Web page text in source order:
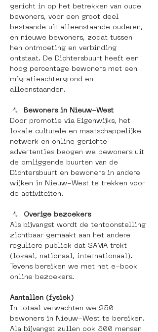
gericht in op het betrekken van oude
bewoners, voor een groot deel
bestaande uit alleenstaande ouderen,
en nieuwe bewoners, zodat tussen
hen ontmoeting en verbinding
ontstaat. De Dichtersbuurt heeft een
hoog percentage bewoners met een
migratieachtergrond en
alleenstaanden.
Bewoners in Nieuw-West
Door promotie via Eigenwijks, het
lokale culturele en maatschappelijke
netwerk en online gerichte
advertenties beogen we bewoners uit
de omliggende buurten van de
Dichtersbuurt en bewoners in andere
wijken in Nieuw-West te trekken voor
de activiteiten.
Overige bezoekers
Als bijvangst wordt de tentoonstelling
zichtbaar gemaakt aan het andere
reguliere publiek dat SAMA trekt
(lokaal, nationaal, internationaal).
Tevens bereiken we met het e-book
online bezoekers.
Aantallen (fysiek)
In totaal verwachten we 250
bewoners in Nieuw-West te bereiken.
Ala bijvangst zullen ook 500 mensen